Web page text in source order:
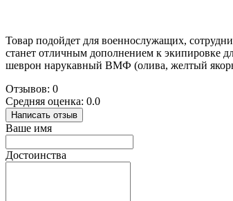
Товар подойдет для военнослужащих,
станет отличным дополнением к экипировке
шеврон нарукавный ВМФ (олива, желтый
Отзывов: 0
Средняя оценка: 0.0
Написать отзыв
Ваше имя
Достоинства